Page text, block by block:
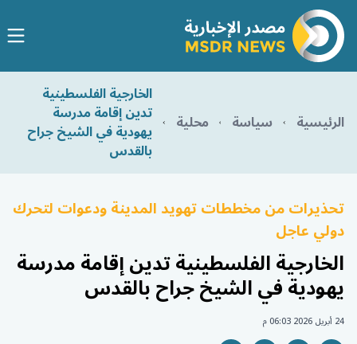
الرئيسية سياسة محلية
الخارجية الفلسطينية
تدين إقامة مدرسة
يهودية في الشيخ جراح
بالقدس
تحذيرات من مخططات تهويد المدينة ودعوات لتحرك
دولي عاجل
الخارجية الفلسطينية تدين إقامة مدرسة
يهودية في الشيخ جراح بالقدس
24 أبريل 2026 06:03 م